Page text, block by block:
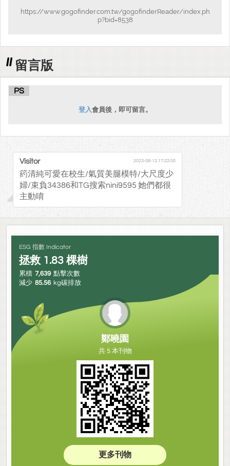
https://www.gogofinder.com.tw/gogofinderReader/index.ph
p?bid=8538
留言版
PS
登入會員後，即可留言。
Visitor 2023-08-12 17:22:00
箹清純可愛在校生/氣質美腿模特/大尺度少
婦/束負34386和TG搜索nini9595 她們都很
主動唷
ESG 指數 Indicator
拯救 1.83 棵樹
累積 7,639 點擊次數
減少 85.56 kg碳排放
鄭曉園
共 5 本刊物
更多刊物